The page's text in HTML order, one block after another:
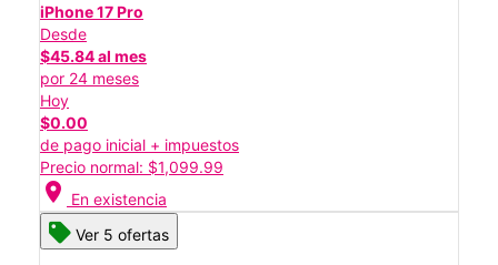
iPhone 17 Pro
Desde
$45.84 al mes
por 24 meses
Hoy
$0.00
de pago inicial + impuestos
Precio normal: $1,099.99
location_on En existencia
Ver 5 ofertas